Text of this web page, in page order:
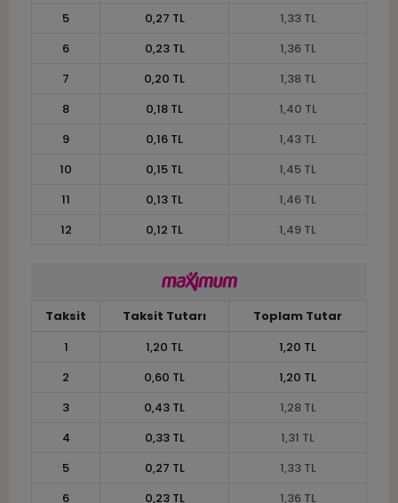
5
0,27 TL
1,33 TL
6
0,23 TL
1,36 TL
7
0,20 TL
1,38 TL
8
0,18 TL
1,40 TL
9
0,16 TL
1,43 TL
10
0,15 TL
1,45 TL
11
0,13 TL
1,46 TL
12
0,12 TL 1,49 TL
Taksit Taksit Tutarı
Toplam Tutar
1
1,20 TL
1,20 TL
2
0,60 TL
1,20 TL
3
0,43 TL
1,28 TL
4
0,33 TL
1,31 TL
5
0,27 TL
1,33 TL
6
0,23 TL 1,36 TL